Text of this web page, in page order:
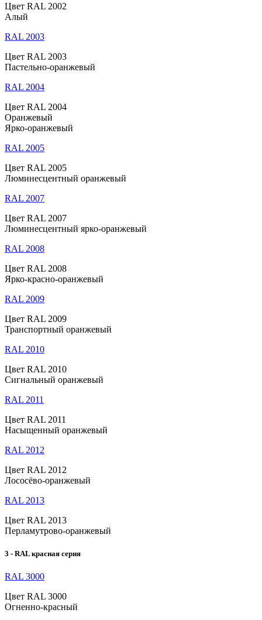
Цвет RAL 2002
Алый
RAL 2003
Цвет RAL 2003
Пастельно-оранжевый
RAL 2004
Цвет RAL 2004
Оранжевый
Ярко-оранжевый
RAL 2005
Цвет RAL 2005
Люминесцентный оранжевый
RAL 2007
Цвет RAL 2007
Люминесцентный ярко-оранжевый
RAL 2008
Цвет RAL 2008
Ярко-красно-оранжевый
RAL 2009
Цвет RAL 2009
Транспортный оранжевый
RAL 2010
Цвет RAL 2010
Сигнальный оранжевый
RAL 2011
Цвет RAL 2011
Насыщенный оранжевый
RAL 2012
Цвет RAL 2012
Лососёво-оранжевый
RAL 2013
Цвет RAL 2013
Перламутрово-оранжевый
3 - RAL красная серия
RAL 3000
Цвет RAL 3000
Огненно-красный